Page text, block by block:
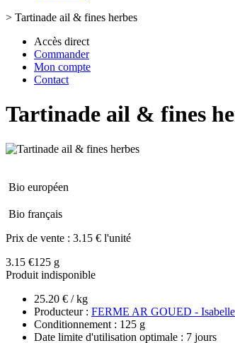
> Tartinade ail & fines herbes
Accès direct
Commander
Mon compte
Contact
Tartinade ail & fines
Bio européen
Bio français
Prix de vente : 3.15 € l'unité
3.15 €125 g
Produit indisponible
25.20 € / kg
Producteur : FERME AR GOUED -
Conditionnement : 125 g
Date limite d'utilisation optimale : 7 jours